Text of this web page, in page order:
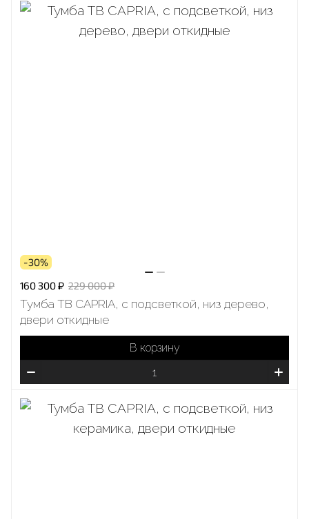
-30%
160 300 ₽ 229 000 ₽
Тумба ТВ CAPRIA, с подсветкой, низ дерево,
двери откидные
В корзину